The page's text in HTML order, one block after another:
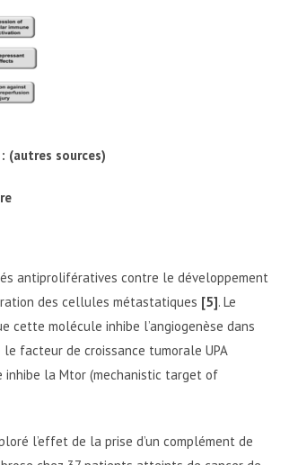
(autres sources)
antiprolifératives contre le développement
des cellules métastatiques [5]. Le
cette molécule inhibe l’angiogenèse dans
facteur de croissance tumorale UPA
inhibe la Mtor (mechanistic target of
l’effet de la prise d’un complément de